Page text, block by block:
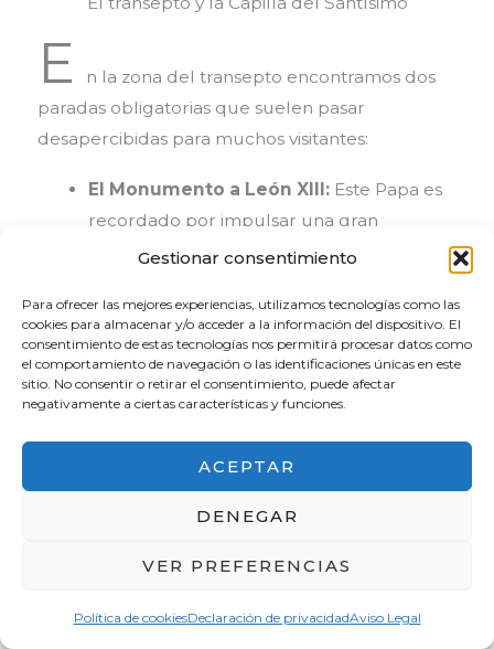
Gestionar consentimiento
Para ofrecer las mejores experiencias, utilizamos tecnologías como las
cookies para almacenar y/o acceder a la información del dispositivo. El
consentimiento de estas tecnologías nos permitirá procesar datos como
el comportamiento de navegación o las identificaciones únicas en este
sitio. No consentir o retirar el consentimiento, puede afectar
negativamente a ciertas características y funciones.
ACEPTAR
DENEGAR
VER PREFERENCIAS
Política de cookiesDeclaración de privacidadAviso Legal
E
n la zona del transepto encontramos dos
paradas obligatorias que suelen pasar
desapercibidas para muchos visitantes:
El Monumento a León XIII: Este Papa es
recordado por impulsar una gran
restauración material y simbólica de la
redefinir el papel del Papa como una
autoridad espiritual en un momento en
que la Iglesia perdía gran parte de su
poder político o «temporal». Es un
monumento imponente que simboliza la
continuidad apostólica de la sede romana
Situada justo enfrente de la tumba, esta